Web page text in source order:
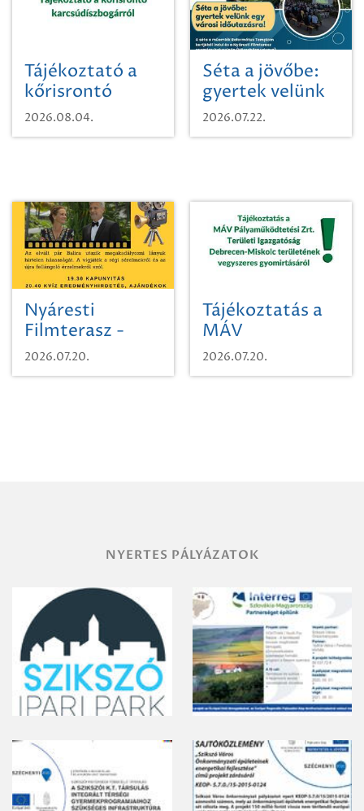
Tájékoztató a
kőrisrontó
karcsúdíszbogárról
2026.08.04.
Séta a jövőbe:
gyertek velünk
egy városi
időutazásra!
2026.07.22.
Nyáresti
Filmterasz -
Beugró a
Paradicsomba
2026.07.20.
Tájékoztatás a
MÁV
Pályaműködtetési
Zrt. Területi
2026.07.20.
NYERTES PÁLYÁZATOK